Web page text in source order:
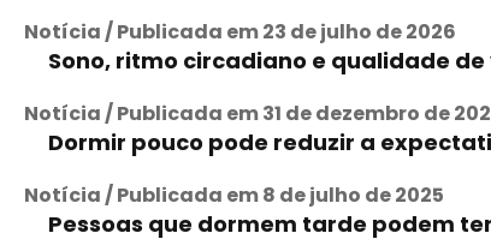
Notícia / Publicada em 23 de julho de 2026
Sono, ritmo circadiano e qualidade
Notícia / Publicada em 31 de dezembro de
Dormir pouco pode reduzir a
Notícia / Publicada em 8 de julho de 2025
Pessoas que dormem tarde podem